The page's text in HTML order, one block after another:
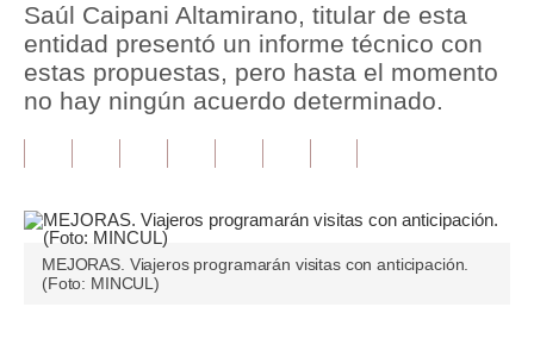
Política
Tu Dinero
Finanzas Personales
Plus G
Opinión
Saúl Caipani Altamirano, titular de esta
entidad presentó un informe técnico con
estas propuestas, pero hasta el momento
no hay ningún acuerdo determinado.
MEJORAS. Viajeros programarán visitas con anticipación.
(Foto: MINCUL)